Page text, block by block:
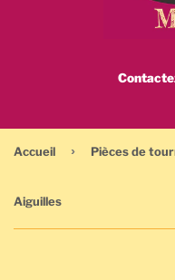
Accueil › Pièces de
Aiguilles